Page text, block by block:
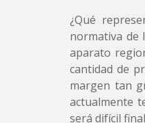
¿Qué
normativa de
aparato
cantidad de
margen tan
actualmente
será difícil